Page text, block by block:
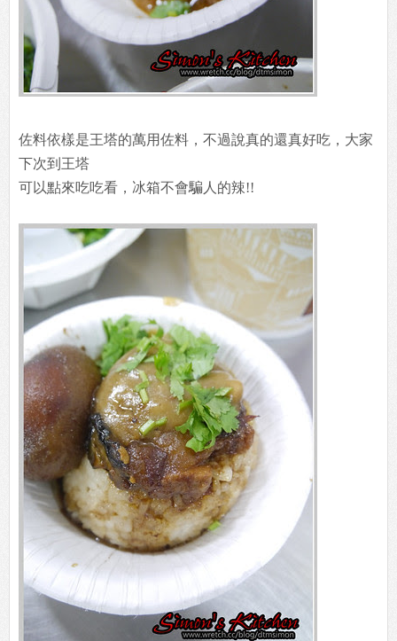
佐料依樣是王塔的萬用佐料，不過說真的還真好吃，大家
下次到王塔
可以點來吃吃看，冰箱不會騙人的辣!!